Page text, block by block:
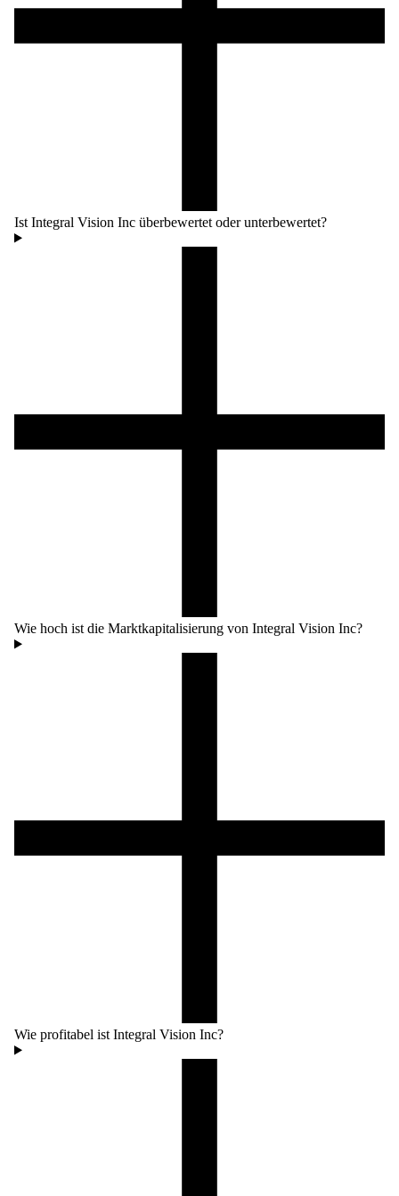
Ist Integral Vision Inc überbewertet oder unterbewertet?
Wie hoch ist die Marktkapitalisierung von Integral Vision Inc?
Wie profitabel ist Integral Vision Inc?